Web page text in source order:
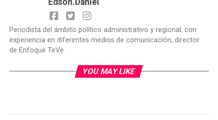
Edson.Daniel
Periodista del ámbito político administrativo y regional, con
experiencia en diferentes medios de comunicación, director
de Enfoque TeVe.
YOU MAY LIKE